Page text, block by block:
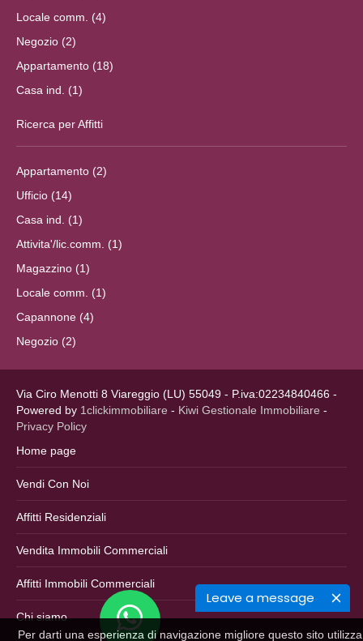
Leave a message
Locale comm. (4)
Negozio (2)
Appartamento (18)
Casa ind. (1)
Ricerca per Affitti
Appartamento (2)
Ufficio (14)
Casa ind. (1)
Attivita'/lic.comm. (1)
Magazzino (1)
Locale comm. (1)
Capannone (4)
Negozio (2)
Via Ciro Menotti 8 Viareggio (LU) 55049 - P.iva:02234840466 -
Powered by 1clickimmobiliare - Kiwi Gestionale Immobiliare -
Privacy Policy
Home page
Vendi Con Noi
Affitti Residenziali
Vendita Immobili Commerciali
Affitti Immobili Commerciali
Chi siamo
Per darti una esperienza di navigazione migliore questo sito utilizza